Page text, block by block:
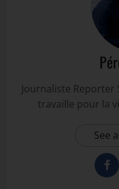
Journaliste Reporter
travaille pour la
See